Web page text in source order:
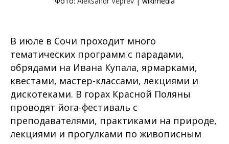
В июле в Сочи проходит много
тематических программ с парадами,
обрядами на Ивана Купала, ярмарками,
квестами, мастер-классами, лекциями и
дискотеками. В горах Красной Поляны
проводят йога-фестиваль с
преподавателями, практиками на природе,
лекциями и прогулками по живописным